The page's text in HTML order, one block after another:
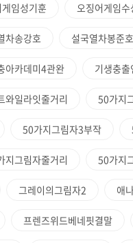
임성기훈 오징어게임수
차송강호 설국열차봉준호
아카데미4관완 기생충출
와일라잇줄거리 50가지
50가지그림자3부작
지그림자줄거리 50가지
그레이의그림자2 애
프렌즈위드베네핏결말